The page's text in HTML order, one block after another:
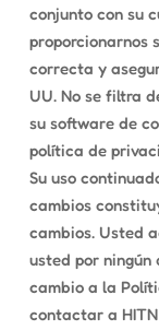
conjunto con su
proporcionarnos
correcta y
UU. No se filtra
su software de
política de
Su uso
cambios
cambios. Usted
usted por ningún
cambio a la
contactar a